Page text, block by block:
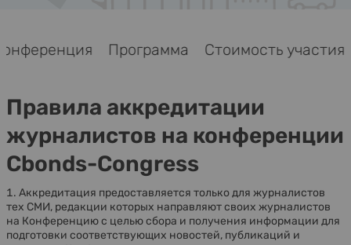
Программа Стоимость участия
Правила аккредитации
журналистов на конференции
Cbonds-Congress
Аккредитация предоставляется только для журналистов
тех СМИ, редакции которых направляют своих журналистов
на Конференцию с целью сбора и получения информации для
подготовки соответствующих новостей, публикаций и